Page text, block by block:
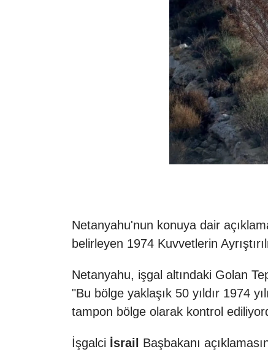
Netanyahu'nun konuya dair
belirleyen 1974 Kuvvetlerin
Netanyahu, işgal altındaki Golan
"Bu bölge yaklaşık 50 yıldır 1974
tampon bölge olarak kontrol
İşgalci İsrail
Başbakanı